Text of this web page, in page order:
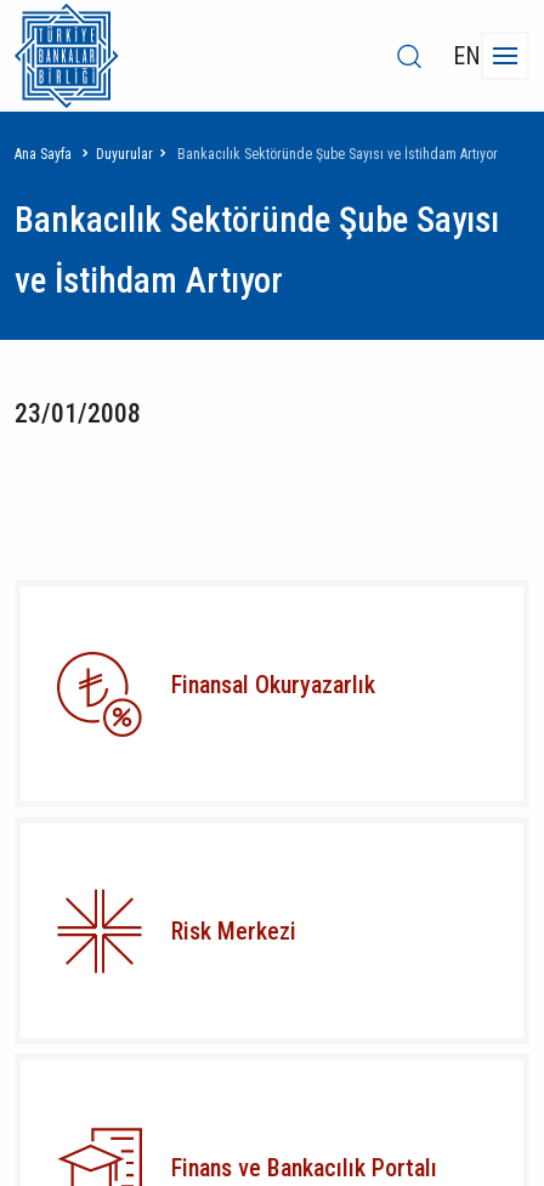
EN
Sayfa
yolu
Ana Sayfa Duyurular Bankacılık Sektöründe Şube Sayısı ve İstihdam Artıyor
Bankacılık Sektöründe Şube Sayısı
ve İstihdam Artıyor
23/01/2008
Finansal Okuryazarlık
Risk Merkezi
Finans ve Bankacılık Portalı